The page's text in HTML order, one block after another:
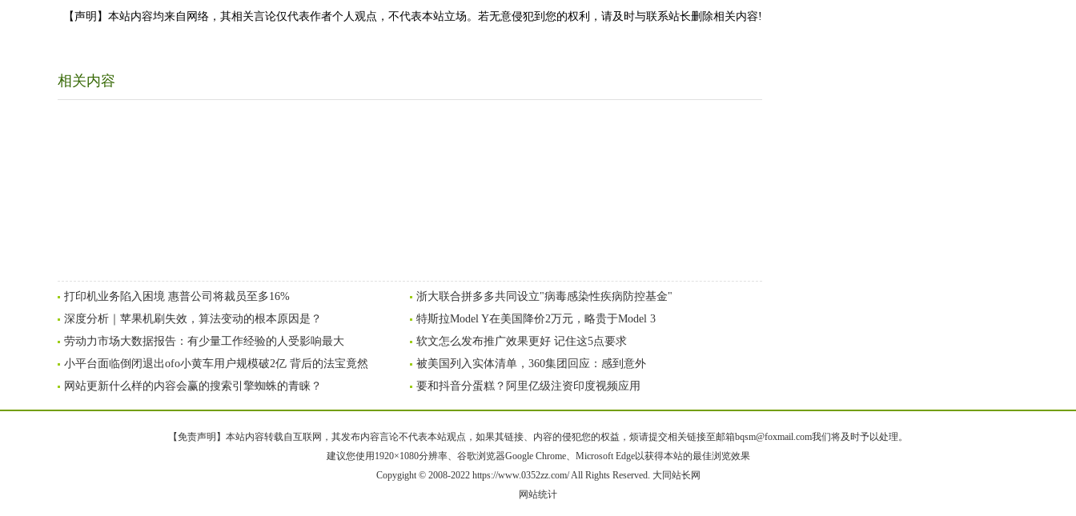
【声明】本站内容均来自网络，其相关言论仅代表作者个人观点，不代表本站立场。若无意侵犯到您的权利，请及时与联系站长删除相关内容!
相关内容
打印机业务陷入困境 惠普公司将裁员至多16%
浙大联合拼多多共同设立"病毒感染性疾病防控基金"
深度分析｜苹果机刷失效，算法变动的根本原因是？
特斯拉Model Y在美国降价2万元，略贵于Model 3
劳动力市场大数据报告：有少量工作经验的人受影响最大
软文怎么发布推广效果更好 记住这5点要求
小平台面临倒闭退出ofo小黄车用户规模破2亿 背后的法宝竟然
被美国列入实体清单，360集团回应：感到意外
网站更新什么样的内容会赢的搜索引擎蜘蛛的青睐？
要和抖音分蛋糕？阿里亿级注资印度视频应用
【免责声明】本站内容转载自互联网，其发布内容言论不代表本站观点，如果其链接、内容的侵犯您的权益，烦请提交相关链接至邮箱bqsm@foxmail.com我们将及时予以处理。
建议您使用1920×1080分辨率、谷歌浏览器Google Chrome、Microsoft Edge以获得本站的最佳浏览效果
Copygight © 2008-2022 https://www.0352zz.com/ All Rights Reserved. 大同站长网
网站统计